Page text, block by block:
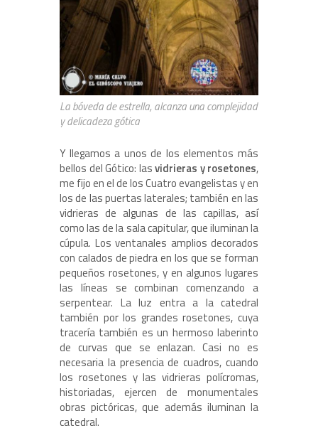
La bóveda de estrella, alcanza una complejidad
y delicadeza gótica
Y llegamos a unos de los elementos más
bellos del Gótico: lasvidrieras y rosetones,
me fijo en el de los Cuatro evangelistas y en
los de las puertas laterales; también en las
vidrieras de algunas de las capillas, así
como las de la sala capitular, que iluminan la
cúpula. Los ventanales amplios decorados
con calados de piedra en los que se forman
pequeños rosetones, y en algunos lugares
las líneas se combinan comenzando a
serpentear. La luz entra a la catedral
también por los grandes rosetones, cuya
tracería también es un hermoso laberinto
de curvas que se enlazan. Casi no es
necesaria la presencia de cuadros, cuando
los rosetones y las vidrieras polícromas,
historiadas, ejercen de monumentales
obras pictóricas, que además iluminan la
catedral.